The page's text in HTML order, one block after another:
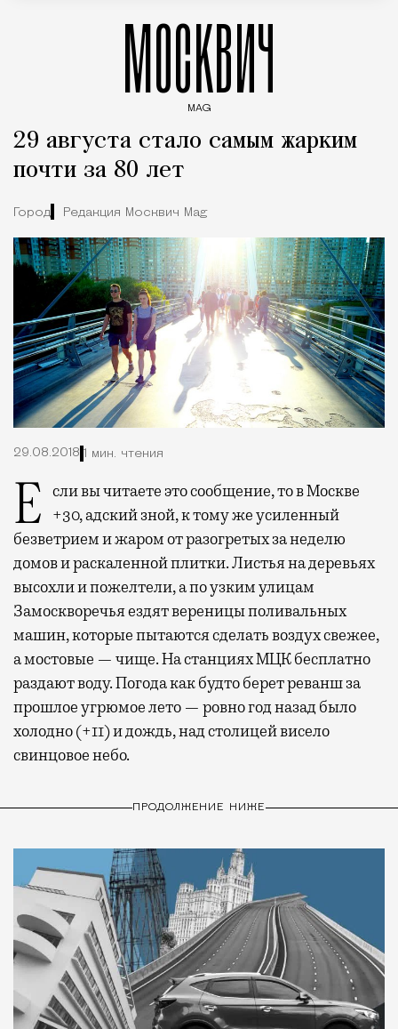
МОСКВИЧ
MAG
29 августа стало самым жарким
почти за 80 лет
Город Редакция Москвич Mag
29.08.2018 1 мин. чтения
Если вы читаете это сообщение, то в Москве
+30, адский зной, к тому же усиленный
безветрием и жаром от разогретых за неделю
домов и раскаленной плитки. Листья на деревьях
высохли и пожелтели, а по узким улицам
Замоскворечья ездят вереницы поливальных
машин, которые пытаются сделать воздух свежее,
а мостовые — чище. На станциях МЦК бесплатно
раздают воду. Погода как будто берет реванш за
прошлое угрюмое лето — ровно год назад было
холодно (+11) и дождь, над столицей висело
свинцовое небо.
ПРОДОЛЖЕНИЕ НИЖЕ